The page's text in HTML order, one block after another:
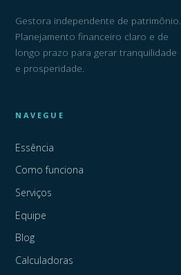
Gestora independente de patrimônio.
Planejamento financeiro claro e de
longo prazo para gerar tranquilidade
e prosperidade.
NAVEGUE
Essência
Como funciona
Serviços
Equipe
Blog
Calculadoras